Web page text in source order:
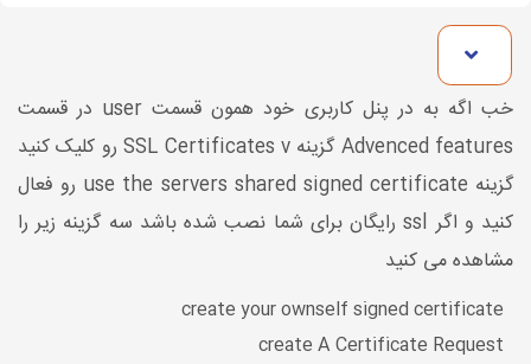
خب اگه به در پنل کاربری خود همون قسمت user در قسمت
Advenced features گزینه SSL Certificates v رو کلیک کنید
گزینه use the servers shared signed certificate رو فعال
کنید و اگر ssl رایگان برای شما نصب شده باشد سه گزینه زیر را
مشاهده می کنید
create your ownself signed certificate
create A Certificate Request